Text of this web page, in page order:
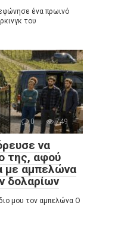
ένα πρωινό
του
0 749
να
της, αφού
με αμπελώνα
δολαρίων
μου τον αμπελώνα Ο